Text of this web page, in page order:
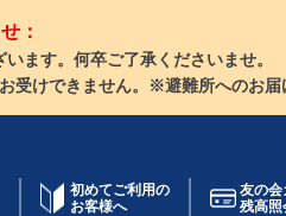
：
ます。何卒ご了承くださいませ。
けできません。※避難所へのお届
初めてご利用の
お客様へ
友の会
残高照